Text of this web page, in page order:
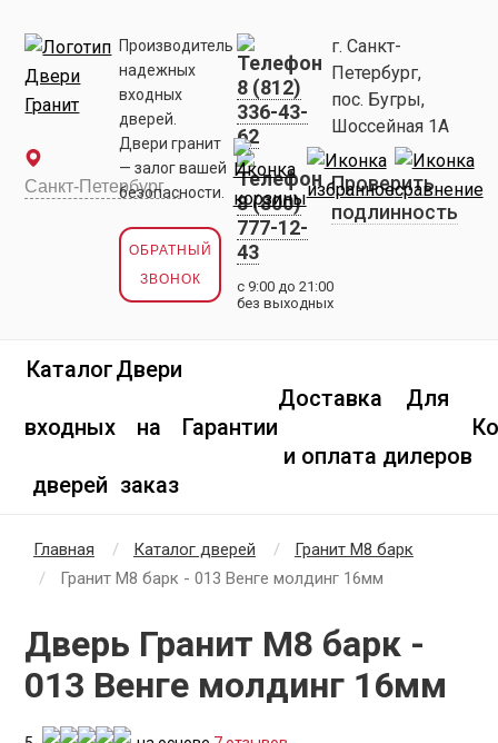
Производитель
надежных
входных
дверей.
Двери гранит
— залог вашей
безопасности.
ОБРАТНЫЙ
ЗВОНОК
8 (812)
336-43-
62
8 (800)
777-12-
43
с 9:00 до 21:00
без выходных
г. Санкт-
Петербург,
пос. Бугры,
Шоссейная 1А
Проверить
подлинность
Каталог
входных
дверей
Двери
на
заказ
Гарантии
Доставка
и оплата
Для
дилеров
Главная Каталог дверей
Гранит М8 барк
Гранит М8 барк - 013 Венге молдинг 16мм
Дверь Гранит М8 барк -
013 Венге молдинг 16мм